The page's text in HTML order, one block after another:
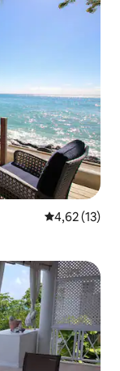
4,62 de uma
4,62 (13)